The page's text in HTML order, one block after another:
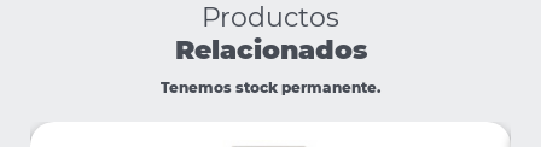
Productos
Relacionados
Tenemos stock permanente.